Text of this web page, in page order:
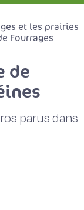
et les prairies
Fourrages
de
parus dans